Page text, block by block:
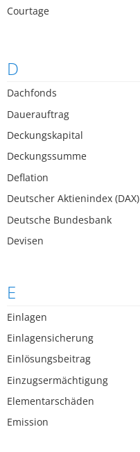
Courtage
D
Dachfonds
Dauerauftrag
Deckungskapital
Deckungssumme
Deflation
Deutscher Aktienindex (DAX)
Deutsche Bundesbank
Devisen
E
Einlagen
Einlagensicherung
Einlösungsbeitrag
Einzugsermächtigung
Elementarschäden
Emission